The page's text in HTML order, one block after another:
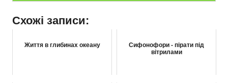
Схожі записи:
Життя в глибинах океану
Сифонофори - пірати під
вітрилами